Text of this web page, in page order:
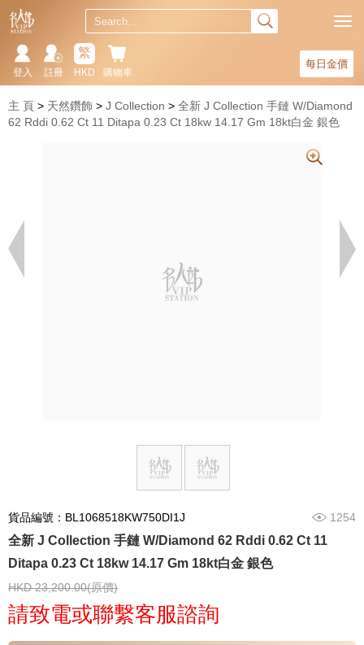
每日金價
購物車
繁
HKD
註冊
登入
主 頁 天然鑽飾 J Collection
全新 J Collection 手鏈 W/Diamond
62 Rddi 0.62 Ct 11 Ditapa 0.23 Ct 18kw 14.17 Gm 18kt白金 銀色
貨品編號：BL1068518KW750DI1J 1254
全新 J Collection 手鏈 W/Diamond 62 Rddi 0.62 Ct 11
Ditapa 0.23 Ct 18kw 14.17 Gm 18kt白金 銀色
HKD 23,200.00(原價)
請致電或聯繫客服諮詢